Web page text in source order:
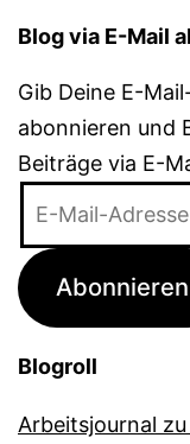
Blog via E-Mail
Gib Deine E-
abonnieren und
Beiträge via E-
Adresse
Abonnieren
Blogroll
Arbeitsjournal